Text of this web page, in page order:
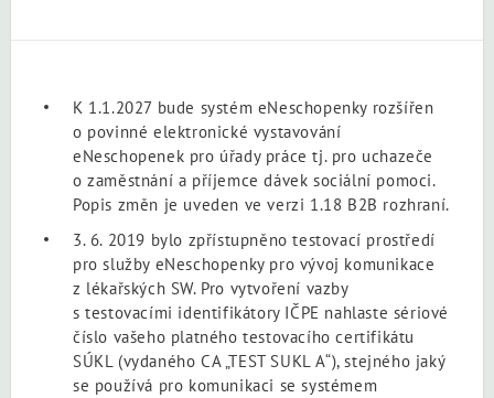
K 1.1.2027 bude systém eNeschopenky rozšířen
o povinné elektronické vystavování
eNeschopenek pro úřady práce tj. pro uchazeče
o zaměstnání a příjemce dávek sociální pomoci.
Popis změn je uveden ve verzi 1.18 B2B rozhraní.
3. 6. 2019 bylo zpřístupněno testovací prostředí
pro služby eNeschopenky pro vývoj komunikace
z lékařských SW. Pro vytvoření vazby
s testovacími identifikátory IČPE nahlaste sériové
číslo vašeho platného testovacího certifikátu
SÚKL (vydaného CA „TEST SUKL A“), stejného jaký
se používá pro komunikaci se systémem